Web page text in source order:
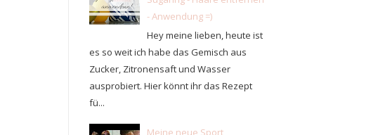
- Anwendung =)
Hey meine lieben, heute ist
es so weit ich habe das Gemisch aus
Zucker, Zitronensaft und Wasser
ausprobiert. Hier könnt ihr das Rezept
fü...
Meine neue Sport